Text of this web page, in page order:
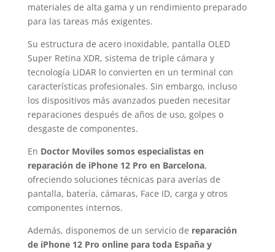
materiales de alta gama y un rendimiento preparado
para las tareas más exigentes.
Su estructura de acero inoxidable, pantalla OLED
Super Retina XDR, sistema de triple cámara y
tecnología LiDAR lo convierten en un terminal con
características profesionales. Sin embargo, incluso
los dispositivos más avanzados pueden necesitar
reparaciones después de años de uso, golpes o
desgaste de componentes.
En Doctor Moviles somos especialistas en
reparación de iPhone 12 Pro en Barcelona,
ofreciendo soluciones técnicas para averías de
pantalla, batería, cámaras, Face ID, carga y otros
componentes internos.
Además, disponemos de un servicio de reparación
de iPhone 12 Pro online para toda España y